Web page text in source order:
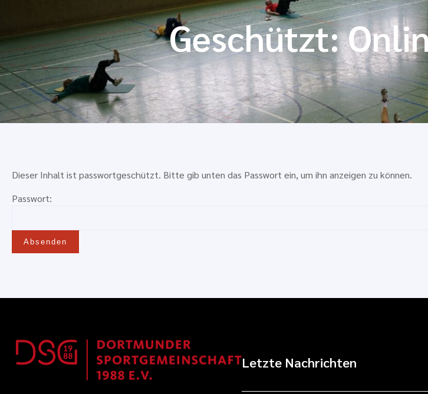
Geschützt:
Dieser Inhalt ist passwortgeschützt. Bitte gib unten das Passwort ein, um ihn anzeigen zu können.
Passwort:
Letzte Nachrichten